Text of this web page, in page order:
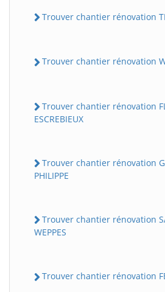
Trouver chantier rénovation
Trouver chantier rénovation
Trouver chantier rénovation
ESCREBIEUX
Trouver chantier rénovation
PHILIPPE
Trouver chantier rénovation
WEPPES
Trouver chantier rénovation